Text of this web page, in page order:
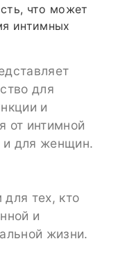
что может
интимных
для
и
от интимной
и для женщин.
тех, кто
и
жизни.